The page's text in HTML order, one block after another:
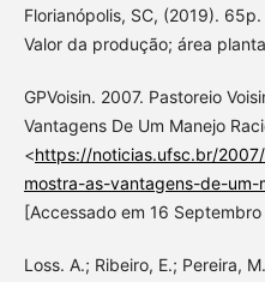
Florianópolis, SC, (2019).
Valor da produção; área
GPVoisin. 2007. Pastoreio
Vantagens De Um Manejo
<https://noticias.ufsc.br/
mostra-as-vantagens-de-
[Accessado em 16
Loss. A.; Ribeiro, E.; Pereira,